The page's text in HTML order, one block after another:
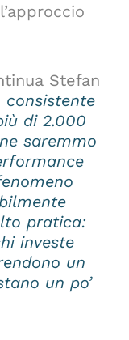
Stefan
consistente
di 2.000
saremmo
pratica:
investe
un
un po’